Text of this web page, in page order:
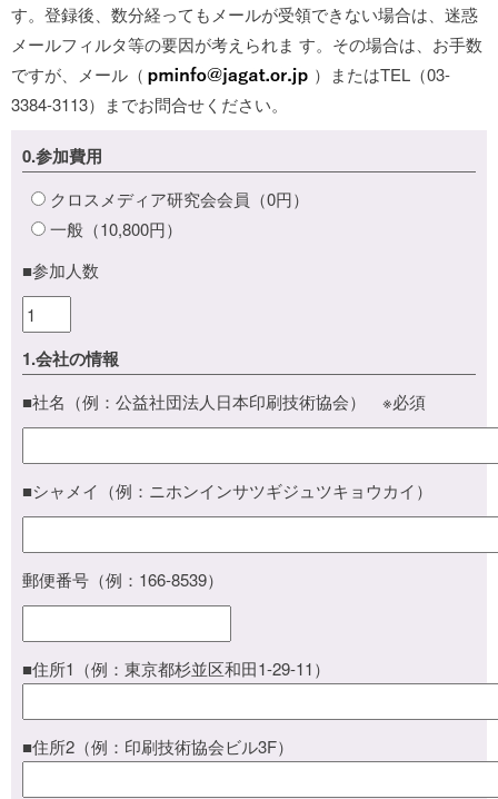
す。登録後、数分経ってもメールが受領できない場合は、迷惑
メールフィルタ等の要因が考えられま す。その場合は、お手数
ですが、メール（
）またはTEL（03-
3384-3113）までお問合せください。
0.参加費用
クロスメディア研究会会員（0円）
一般（10,800円）
■参加人数
1.会社の情報
■社名（例：公益社団法人日本印刷技術協会） ※必須
■シャメイ（例：ニホンインサツギジュツキョウカイ）
郵便番号（例：166-8539）
■住所1（例：東京都杉並区和田1-29-11）
■住所2（例：印刷技術協会ビル3F）